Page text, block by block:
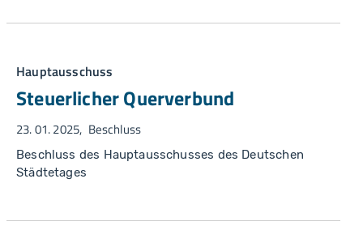
Hauptausschuss
Steuerlicher Querverbund
23. 01. 2025 Beschluss
Beschluss des Hauptausschusses des Deutschen
Städtetages